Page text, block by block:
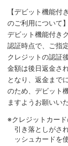
【デビット機能付
のご利用について】
デビット機能付き
認証時点で、ご指
クレジットの認証
金額は後日返金さ
となり、返金まで
のため、デビット
ますようお願いい
※クレジットカー
引き落としがさ
ッシュカードを